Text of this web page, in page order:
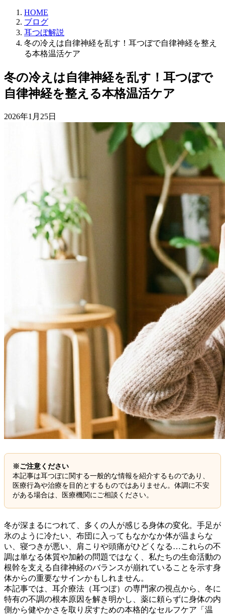
HOME
ブログ
耳つぼ解説
冬の冷えは自律神経を乱す！耳つぼで自律神経を整え
る本格温活ケア
冬の冷えは自律神経を乱す！耳つぼで
自律神経を整える本格温活ケア
2026年1月25日
※ご注意ください
本記事は耳つぼに関する一般的な情報を紹介するものであり、
医療行為や治療を目的とするものではありません。体調に不安
がある場合は、医療機関にご相談ください。
冬が深まるにつれて、多くの人が感じる身体の変化。手足が
氷のように冷たい、布団に入ってもなかなか体が温まらな
い、寝つきが悪い、肩こりや頭痛がひどくなる…これらの不
調は単なる体質や加齢の問題ではなく、私たちの生命活動の
根幹を支える自律神経のバランスが崩れていることを示す身
体からの重要なサインかもしれません。
本記事では、耳介療法（耳つぼ）の専門家の視点から、冬に
特有の不調の根本原因を解き明かし、薬に頼らずに身体の内
側から健やかさを取り戻すための本格的なセルフケア「温